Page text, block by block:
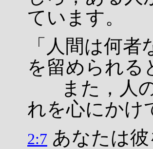
ています。
「人間は何
を留められる
また，人の
れを心にかけ
2:7 あなたは